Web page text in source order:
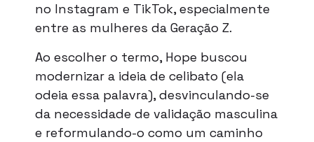
no Instagram e TikTok, especialmente
entre as mulheres da Geração Z.
Ao escolher o termo, Hope buscou
modernizar a ideia de celibato (ela
odeia essa palavra), desvinculando-se
da necessidade de validação masculina
e reformulando-o como um caminho